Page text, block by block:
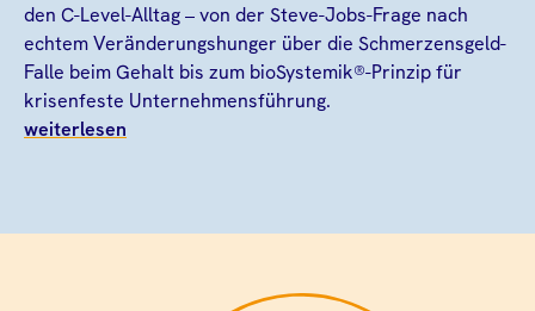
den C-Level-Alltag – von der Steve-Jobs-Frage nach
echtem Veränderungshunger über die Schmerzensgeld-
Falle beim Gehalt bis zum bioSystemik®-Prinzip für
krisenfeste Unternehmensführung.
weiterlesen